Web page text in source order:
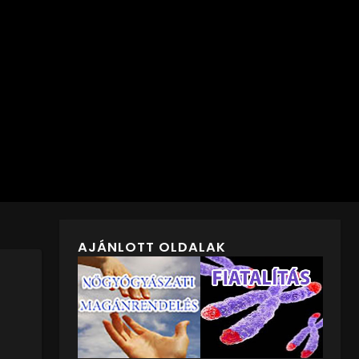
AJÁNLOTT OLDALAK